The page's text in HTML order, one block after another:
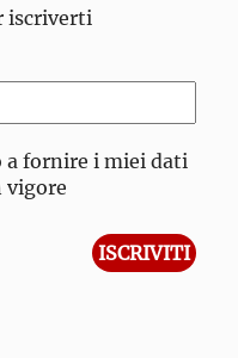
iscriverti
a fornire i miei dati
vigore